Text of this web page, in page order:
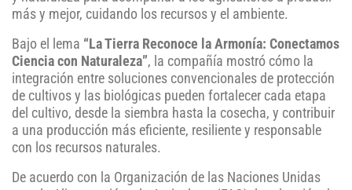
más y mejor, cuidando los recursos y el ambiente.
Bajo el lema “La Tierra Reconoce la Armonía: Conectamos
Ciencia con Naturaleza”, la compañía mostró cómo la
integración entre soluciones convencionales de protección
de cultivos y las biológicas pueden fortalecer cada etapa
del cultivo, desde la siembra hasta la cosecha, y contribuir
a una producción más eficiente, resiliente y responsable
con los recursos naturales.
De acuerdo con la Organización de las Naciones Unidas